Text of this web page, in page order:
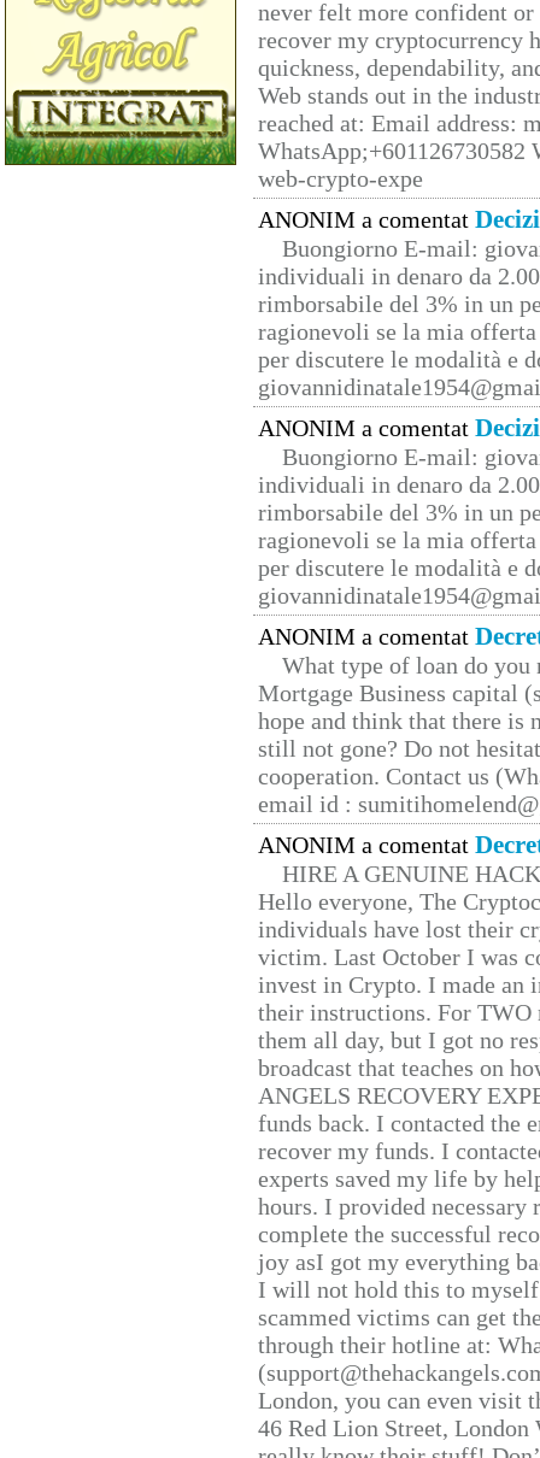
never felt more confident
recover my cryptocurrency
quickness, dependability,
Web stands out in the
reached at: Email address:
web-crypto-expe
ANONIM a comentat
Buongiorno E-mail:
individuali in denaro da
rimborsabile del 3% in un
ragionevoli se la mia
per discutere le modalità e
ANONIM a comentat
Buongiorno E-mail:
individuali in denaro da
rimborsabile del 3% in un
ragionevoli se la mia
per discutere le modalità e
ANONIM a comentat
What type of loan do you
Mortgage Business capital
hope and think that there is
still not gone? Do not
cooperation. Contact us
email id :
ANONIM a comentat
HIRE A GENUINE
Hello everyone, The
individuals have lost their
victim. Last October I was
invest in Crypto. I made
their instructions. For TWO
them all day, but I got no
broadcast that teaches on
ANGELS RECOVERY
funds back. I contacted the
recover my funds. I
experts saved my life by
hours. I provided
complete the successful
joy asI got my everything
I will not hold this to
scammed victims can get
through their hotline at:
London, you can even visit
46 Red Lion Street, London